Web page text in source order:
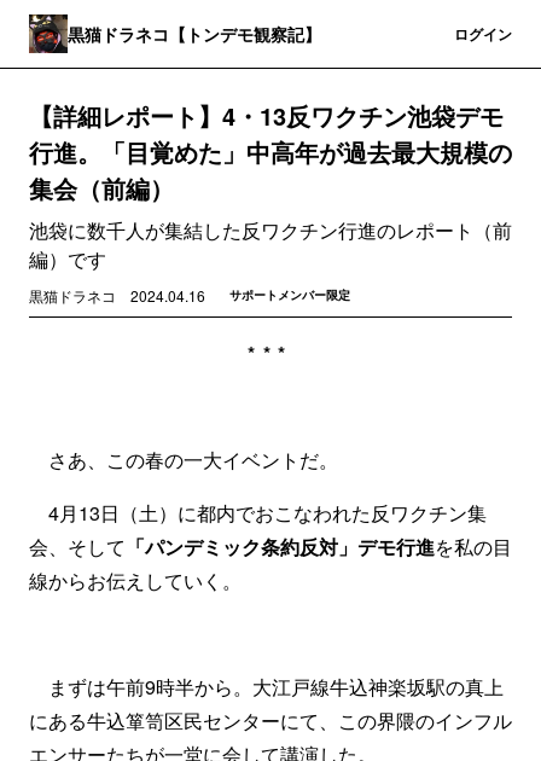
黒猫ドラネコ【トンデモ観察記】 ログイン
【詳細レポート】4・13反ワクチン池袋デモ
行進。「目覚めた」中高年が過去最大規模の
集会（前編）
池袋に数千人が集結した反ワクチン行進のレポート（前
編）です
黒猫ドラネコ 2024.04.16 サポートメンバー限定
***
さあ、この春の一大イベントだ。
4月13日（土）に都内でおこなわれた反ワクチン集
会、そして 「パンデミック条約反対」デモ行進を私の目
線からお伝えしていく。
まずは午前9時半から。大江戸線牛込神楽坂駅の真上
にある牛込箪笥区民センターにて、この界隈のインフル
エンサーたちが一堂に会して講演した。